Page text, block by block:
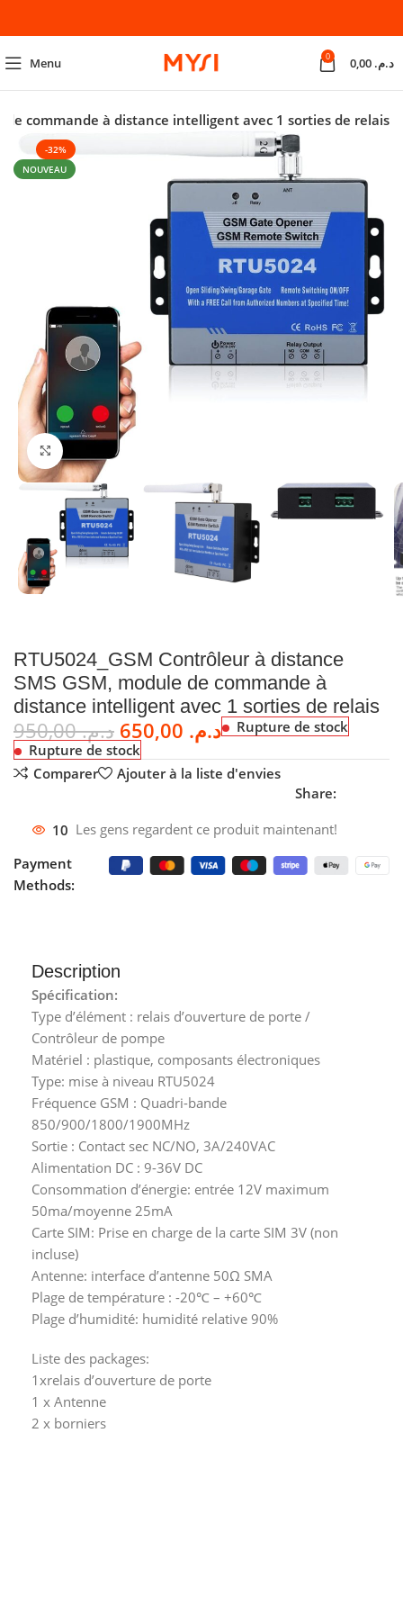
Menu 0 د.م.
de commande à distance intelligent avec 1 sorties de relais
-32%
NOUVEAU
Cliquez pour agrandir
RTU5024_GSM Contrôleur à distance
SMS GSM, module de commande à
distance intelligent avec 1 sorties de relais
د.م.950,00 د.م.
Rupture de stock
Rupture de stock
Comparer
Ajouter à la liste d'envies
Share:
10 Les gens regardent ce produit maintenant!
Payment
Methods:
Description
Spécification:
Type d’élément : relais d’ouverture de porte /
Contrôleur de pompe
Matériel : plastique, composants électroniques
Type: mise à niveau RTU5024
Fréquence GSM : Quadri-bande
850/900/1800/1900MHz
Sortie : Contact sec NC/NO, 3A/240VAC
Alimentation DC : 9-36V DC
Consommation d’énergie: entrée 12V maximum
50ma/moyenne 25mA
Carte SIM: Prise en charge de la carte SIM 3V (non
incluse)
Antenne: interface d’antenne 50Ω SMA
Plage de température : -20℃ – +60℃
Plage d’humidité: humidité relative 90%
Liste des packages:
1xrelais d’ouverture de porte
1 x Antenne
2 x borniers